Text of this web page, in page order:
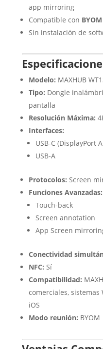
app mirroring
Compatible con
Sin instalación de
Modelo: MAXHUB
Tipo: Dongle
pantalla
Resolución Máxima:
Interfaces:
USB-C (DisplayPort
USB-A
Protocolos: Screen
Funciones Avanzadas:
Touch-back
Screen annotation
App Screen
Conectividad
NFC: Sí
Compatibilidad:
comerciales, sistemas
iOS
Modo reunión: BYOM